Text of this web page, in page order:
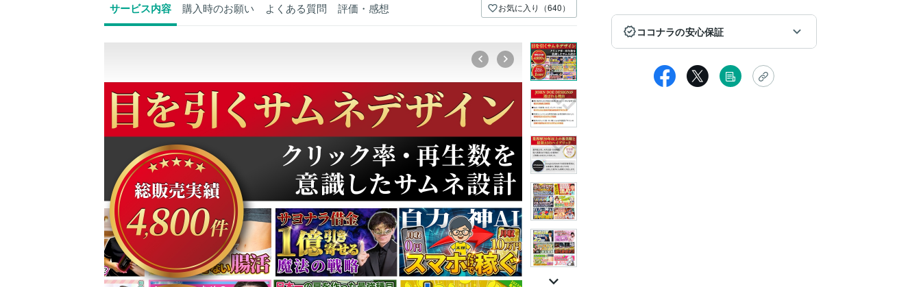
サービス内容 購入時のお願い よくある質問 評価・感想 お気に入り（640）
ココナラの安心保証